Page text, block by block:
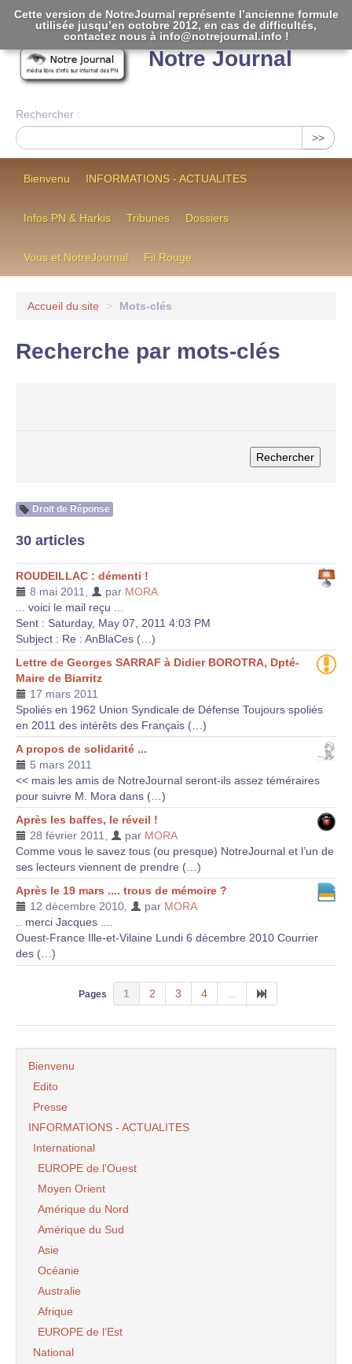
Notre Journal
Rechercher :
>>
Bienvenu INFORMATIONS - ACTUALITES
Infos PN & Harkis Tribunes Dossiers
Vous et NotreJournal Fil Rouge
Accueil du site > Mots-clés
Recherche par mots-clés
Droit de Réponse
30 articles
ROUDEILLAC : démenti !
8 mai 2011
par MORA
... voici le mail reçu ...
Sent : Saturday, May 07, 2011 4:03 PM
Subject : Re : AnBlaCes (…)
Lettre de Georges SARRAF à Didier BOROTRA, Dpté-
Maire de Biarritz
17 mars 2011
Spoliés en 1962 Union Syndicale de Défense Toujours spoliés
en 2011 des intérêts des Français (…)
A propos de solidarité ...
5 mars 2011
<< mais les amis de NotreJournal seront-ils assez téméraires
pour suivre M. Mora dans (…)
Après les baffes, le réveil !
28 février 2011
par MORA
Comme vous le savez tous (ou presque) NotreJournal et l’un de
ses lecteurs viennent de prendre (…)
Après le 19 mars .... trous de mémoire ?
12 décembre 2010
par MORA
.. merci Jacques ....
Ouest-France Ille-et-Vilaine Lundi 6 décembre 2010 Courrier
des (…)
Pages 1 2 3 4
Bienvenu
Edito
Presse
INFORMATIONS - ACTUALITES
International
EUROPE de l’Ouest
Moyen Orient
Amérique du Nord
Amérique du Sud
Asie
Océanie
Australie
Afrique
EUROPE de l’Est
National
Cette version de NotreJournal représente l’ancienne formule
utilisée jusqu’en octobre 2012, en cas de difficultés,
contactez nous à info@notrejournal.info !